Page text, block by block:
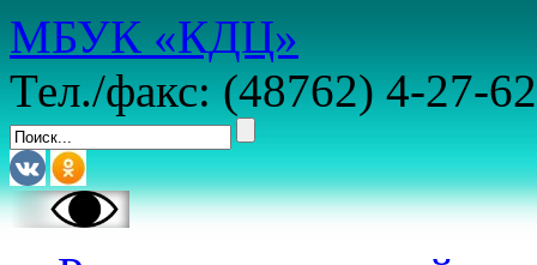
МБУК «КДЦ»
Тел./факс: (48762) 4-27-62